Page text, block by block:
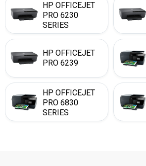
HP OFFICEJET
PRO 6230
SERIES
HP OFFICEJET
PRO 6239
HP OFFICEJET
PRO 6830
SERIES